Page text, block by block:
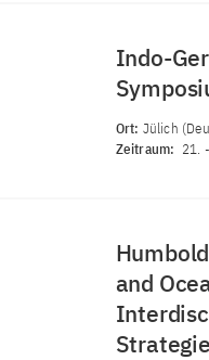
Indo-
Ort: Jülich
Zeitraum: 21. -
and